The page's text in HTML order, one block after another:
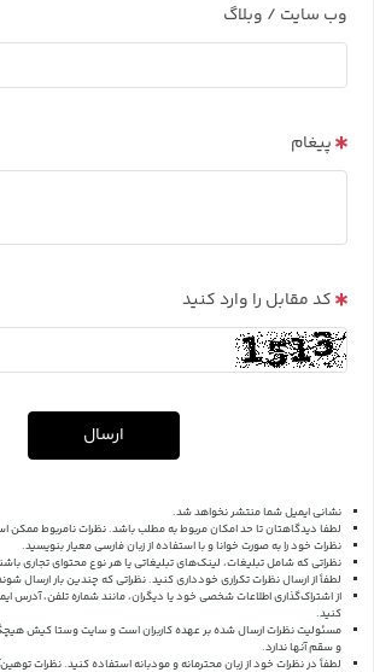
وب سایت / وبلاگ
پیغام
کد مقابل را وارد کنید
ارسال
نشانی ایمیل شما منتشر نخواهد شد.
لطفا دیدگاهتان تا حد امکان مربوط به مطلب باشد. نظرات نامربوط
نظرات خود را به صورت خوانا و با استفاده از زبان فارسی معیار بنویسید.
نظراتی که شامل تبلیغات، لینک‌های تبلیغاتی یا هر نوع محتوای تجاری
لطفاً از ارسال نظرات تکراری خودداری کنید. نظراتی که چندین بار ارسال
از اشتراک‌گذاری اطلاعات شخصی خود یا دیگران، مانند شماره تلفن، آدرس
کنید.
مسئولیت نظرات ارسال شده بر عهده کاربران است و سایت وستا کیش
و سقم آنها ندارد.
لطفاً در نظرات خود از زبان محترمانه و مودبانه استفاده کنید. نظرات